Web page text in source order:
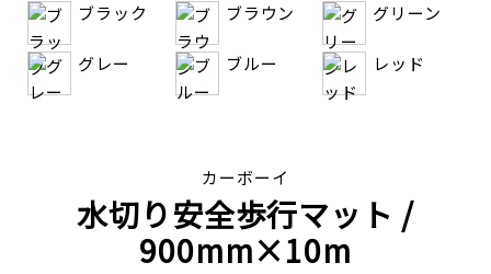
ブラック
ブラウン グリーン
グレー ブルー レッド
カーボーイ
水切り安全歩行マット /
900mm×10m